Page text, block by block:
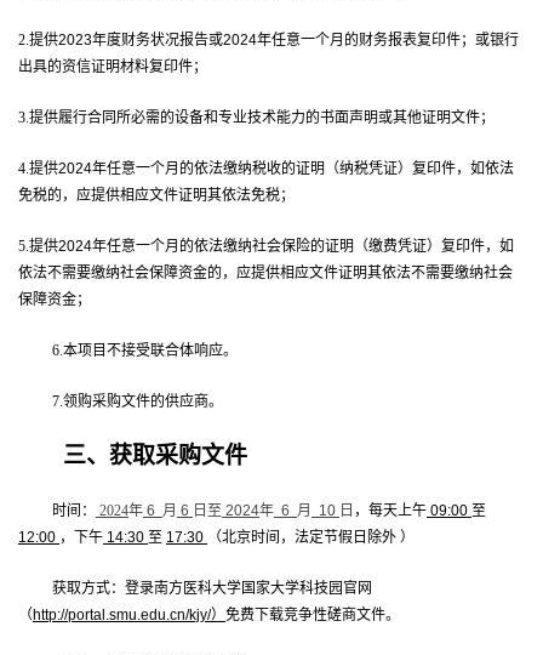
2.提供2023年度财务状况报告或2024年任意一个月的财务报表复印件；或银行
出具的资信证明材料复印件；
3.提供履行合同所必需的设备和专业技术能力的书面声明或其他证明文件；
4.提供2024年任意一个月的依法缴纳税收的证明（纳税凭证）复印件，如依法
免税的，应提供相应文件证明其依法免税；
5.提供2024年任意一个月的依法缴纳社会保险的证明（缴费凭证）复印件，如
依法不需要缴纳社会保障资金的，应提供相应文件证明其依法不需要缴纳社会
保障资金；
6.本项目不接受联合体响应。
7.领购采购文件的供应商。
三、获取采购文件
时间： 2024年 6 月 6 日至 2024年 6 月 10 日 ，每天上午 09:00 至
12:00 ，下午 14:30 至 17:30 （北京时间，法定节假日除外 ）
获取方式：登录南方医科大学国家大学科技园官网
（http://portal.smu.edu.cn/kjy/） 免费下载竞争性磋商文件。